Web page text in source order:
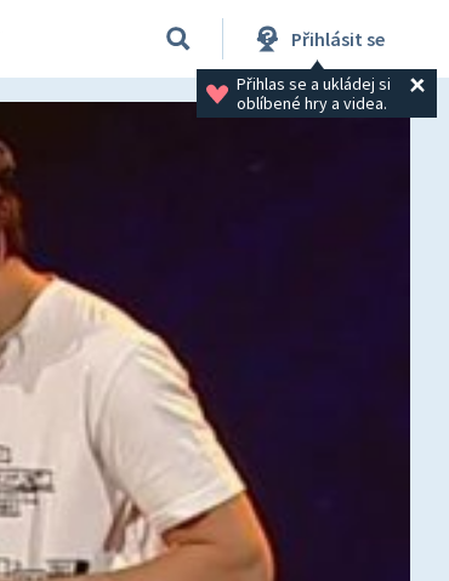
Přihlásit se
Přihlas se a ukládej si
oblíbené hry a videa.